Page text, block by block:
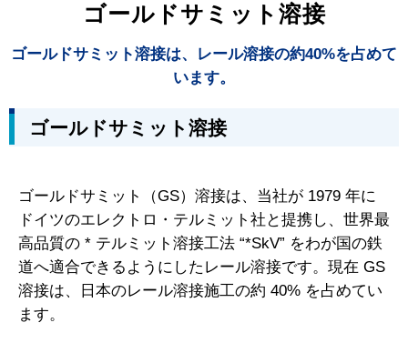
ゴールドサミット溶接
ゴールドサミット溶接は、レール溶接の約40%を占めて
います。
ゴールドサミット溶接
ゴールドサミット（GS）溶接は、当社が 1979 年に
ドイツのエレクトロ・テルミット社と提携し、世界最
高品質の * テルミット溶接工法 “*SkV” をわが国の鉄
道へ適合できるようにしたレール溶接です。現在 GS
溶接は、日本のレール溶接施工の約 40% を占めてい
ます。